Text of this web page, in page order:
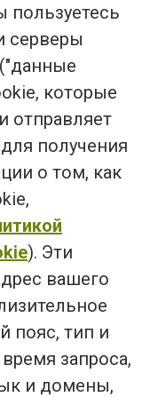
пользуетесь
серверы
которые
отправляет
получения
о том, как
). Эти
вашего
пояс, тип и
запроса,
и домены,